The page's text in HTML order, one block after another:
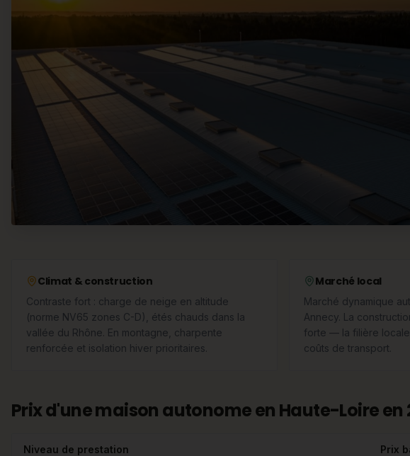
Climat & construction
Contraste fort : charge de neige en altitude
(norme NV65 zones C-D), étés chauds dans la
vallée du Rhône. En montagne, charpente
renforcée et isolation hiver prioritaires.
Marché local
Marché dynamique
Annecy. La
forte — la filière
coûts de transport.
Prix d'une maison autonome en Haute-Loire en
Niveau de prestation Prix